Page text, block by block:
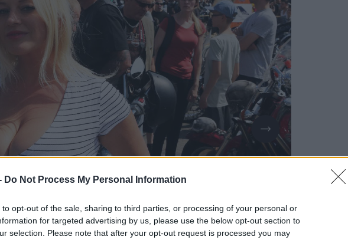
Do Not Process My Personal Information
to opt-out of the sale, sharing to third parties, or processing of your personal or
for targeted advertising by us, please use the below opt-out section to
selection. Please note that after your opt-out request is processed you may